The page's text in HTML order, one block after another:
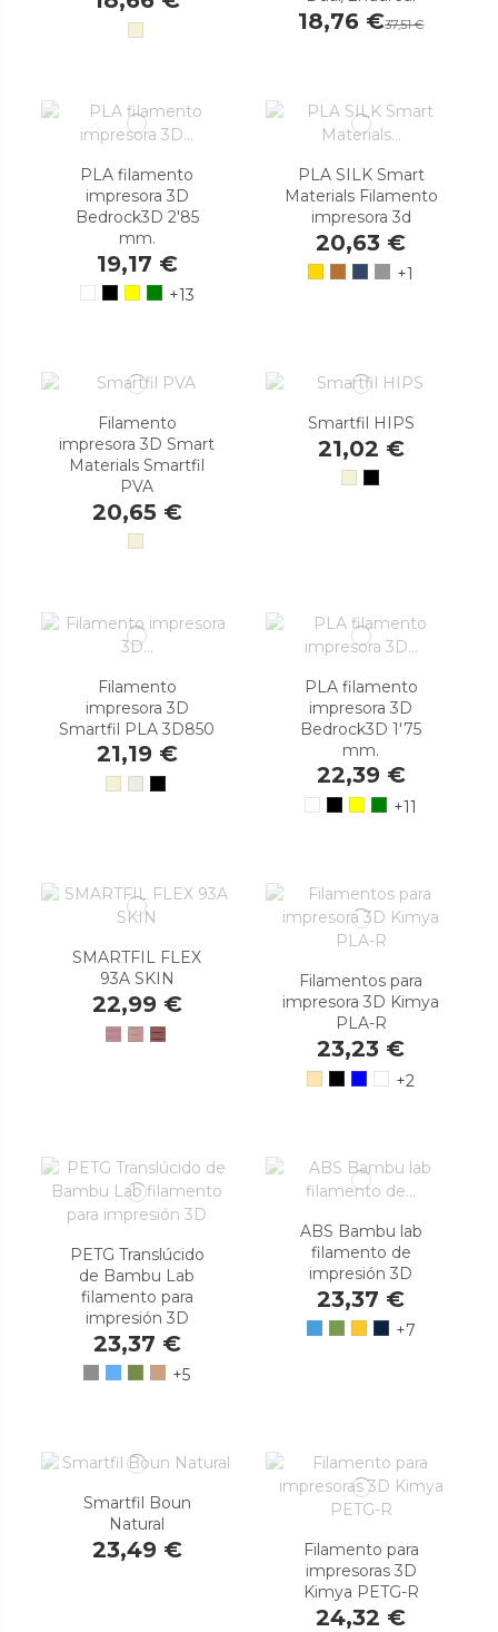
18,76 €37,51 €
PLA filamento
impresora 3D
Bedrock3D 2'85
mm.
19,17 €
+13
PLA SILK Smart
Materials Filamento
impresora 3d
20,63 €
+1
Filamento
impresora 3D Smart
Materials Smartfil
PVA
20,65 €
Smartfil HIPS
21,02 €
Filamento
impresora 3D
Smartfil PLA 3D850
21,19 €
PLA filamento
impresora 3D
Bedrock3D 1'75
mm.
22,39 €
+11
SMARTFIL FLEX
93A SKIN
22,99 €
Filamentos para
impresora 3D Kimya
PLA-R
23,23 €
+2
PETG Translúcido
de Bambu Lab
filamento para
impresión 3D
23,37 €
+5
ABS Bambu lab
filamento de
impresión 3D
23,37 €
+7
Smartfil Boun
Natural
23,49 €
Filamento para
impresoras 3D
Kimya PETG-R
24,32 €